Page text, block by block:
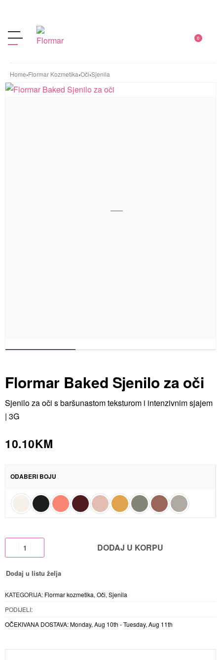
0
Home›Flormar Kozmetika›Oči›Sjenila
Flormar Baked Sjenilo za oči
Sjenilo za oči s baršunastom teksturom i intenzivnim sjajem
| 3G
10.10KM
ODABERI BOJU
DODAJ U KORPU
Dodaj u listu želja
KATEGORIJA: Flormar kozmetika, Oči, Sjenila
PODIJELI:
OČEKIVANA DOSTAVA:Monday, Aug 10th - Tuesday, Aug 11th